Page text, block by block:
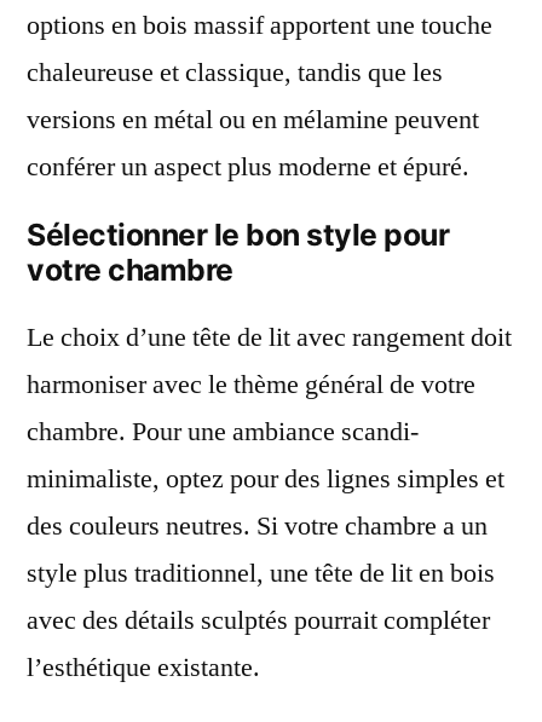
options en bois massif apportent une touche
chaleureuse et classique, tandis que les
versions en métal ou en mélamine peuvent
conférer un aspect plus moderne et épuré.
Sélectionner le bon style pour
votre chambre
Le choix d’une tête de lit avec rangement doit
harmoniser avec le thème général de votre
chambre. Pour une ambiance scandi-
minimaliste, optez pour des lignes simples et
des couleurs neutres. Si votre chambre a un
style plus traditionnel, une tête de lit en bois
avec des détails sculptés pourrait compléter
l’esthétique existante.